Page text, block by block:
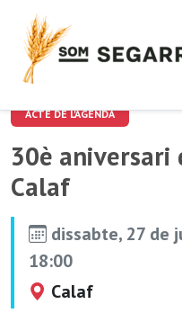
ACTE DE L'AGENDA
30è aniversari
Calaf
dissabte, 27 de
18:00
Calaf